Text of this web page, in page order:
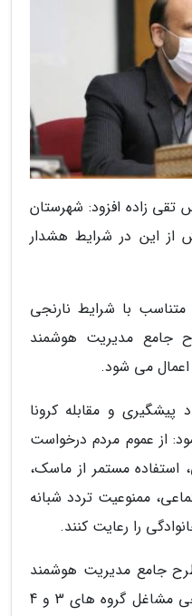
تقی زاده افزود: شهرستان
از این در شرایط هشدار
با شرایط نارنجی
الزامات طرح جامع مدیریت هوشمند
می شود.
پیشگیری و مقابله کرونا
از عموم مردم درخواست
مستمر از ماسک،
ممنوعیت تردد شبانه
را رعایت کنند.
جامع مدیریت هوشمند
محدودیت ها در شهرهای نارنجی مشاغل گروه های 3 و 4